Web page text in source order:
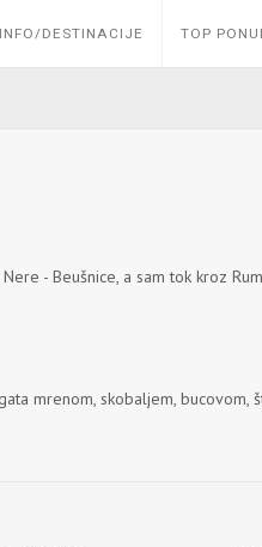
INFO/DESTINACIJE TOP
- Beušnice, a sam tok kroz
mrenom, skobaljem, bucovom,